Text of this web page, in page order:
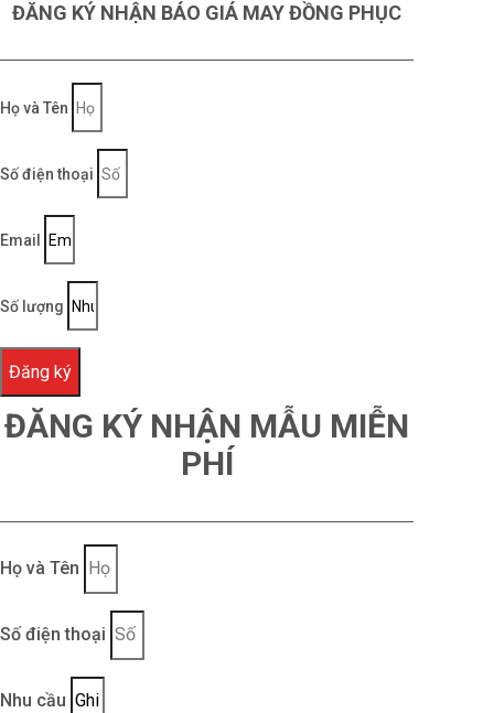
ĐĂNG KÝ NHẬN BÁO GIÁ MAY ĐỒNG PHỤC
Họ và Tên
Số điện thoại
Email
Số lượng
Đăng ký
ĐĂNG KÝ NHẬN MẪU MIỄN
PHÍ
Họ và Tên
Số điện thoại
Nhu cầu